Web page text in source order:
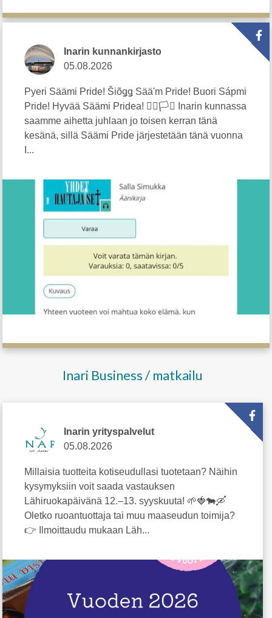
Inarin kunnankirjasto
05.08.2026
Pyeri Säämi Pride! Šiõǥǥ Sääʹm Pride! Buori Sápmi
Pride! Hyvää Säämi Pridea! 🏳️‍🌈🏳️‍⚧️ Inarin kunnassa
saamme aihetta juhlaan jo toisen kerran tänä
kesänä, sillä Säämi Pride järjestetään tänä vuonna
I...
Inari Business / matkailu
Inarin yrityspalvelut
05.08.2026
Millaisia tuotteita kotiseudullasi tuotetaan? Näihin
kysymyksiin voit saada vastauksen
Lähiruokapäivänä 12.–13. syyskuuta! 🌱🍓🐄🛶
Oletko ruoantuottaja tai muu maaseudun toimija?
👉 Ilmoittaudu mukaan Läh...